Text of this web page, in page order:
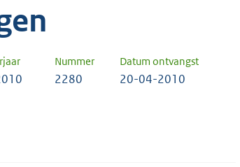
Nummer Datum ontvangst
2280 20-04-2010